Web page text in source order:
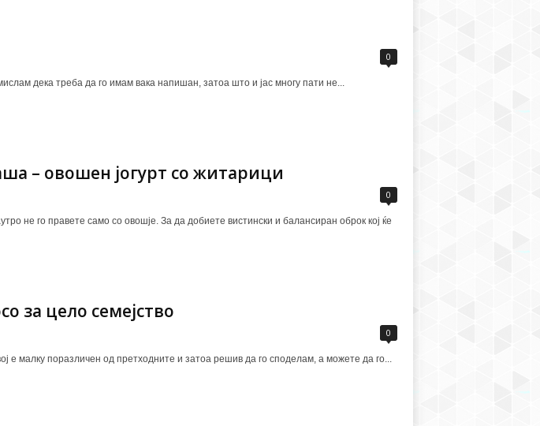
0
дека треба да го имам вака напишан, затоа што и јас многу пати не...
– овошен јогурт со житарици
0
не го правете само со овошје. За да добиете вистински и балансиран оброк кој ќе
за цело семејство
0
е малку поразличен од претходните и затоа решив да го споделам, а можете да го...